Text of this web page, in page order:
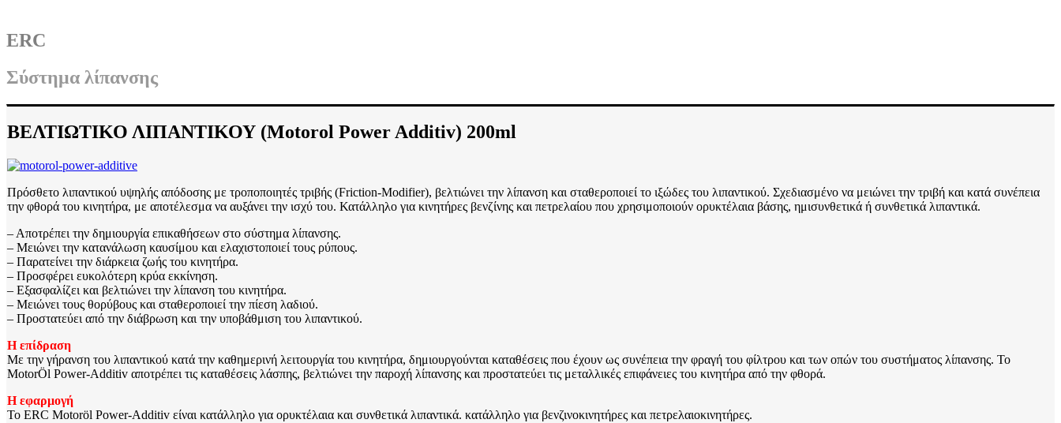
ERC
Σύστημα λίπανσης
ΒΕΛΤΙΩΤΙΚΟ ΛΙΠΑΝΤΙΚΟΥ (Motorol Power Additiv) 200ml
Πρόσθετο λιπαντικού υψηλής απόδοσης με τροποποιητές τριβής (Friction-Modifier), βελτιώνει την λίπανση και σταθεροποιεί το ιξώδες του λιπαντικού. Σχεδιασμένο να μειώνει την τριβή και κατά συνέπεια
την φθορά του κινητήρα, με αποτέλεσμα να αυξάνει την ισχύ του. Κατάλληλο για κινητήρες βενζίνης και πετρελαίου που χρησιμοποιούν ορυκτέλαια βάσης, ημισυνθετικά ή συνθετικά λιπαντικά.
– Αποτρέπει την δημιουργία επικαθήσεων στο σύστημα λίπανσης.
– Μειώνει την κατανάλωση καυσίμου και ελαχιστοποιεί τους ρύπους.
– Παρατείνει την διάρκεια ζωής του κινητήρα.
– Προσφέρει ευκολότερη κρύα εκκίνηση.
– Εξασφαλίζει και βελτιώνει την λίπανση του κινητήρα.
– Μειώνει τους θορύβους και σταθεροποιεί την πίεση λαδιού.
– Προστατεύει από την διάβρωση και την υποβάθμιση του λιπαντικού.
Η επίδραση
Με την γήρανση του λιπαντικού κατά την καθημερινή λειτουργία του κινητήρα, δημιουργούνται καταθέσεις που έχουν ως συνέπεια την φραγή του φίλτρου και των οπών του συστήματος λίπανσης. Το
MotorÖl Power-Additiv αποτρέπει τις καταθέσεις λάσπης, βελτιώνει την παροχή λίπανσης και προστατεύει τις μεταλλικές επιφάνειες του κινητήρα από την φθορά.
Η εφαρμογή
Το ERC Motoröl Power-Additiv είναι κατάλληλο για ορυκτέλαια και συνθετικά λιπαντικά. κατάλληλο για βενζινοκινητήρες και πετρελαιοκινητήρες.